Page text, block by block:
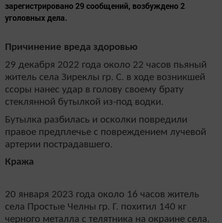
зарегистрировано 29 сообщений, возбуждено 2
уголовных дела.
Причинение вреда здоровью
29 декабря 2022 года около 22 часов пьяный
житель села Зиреклы гр. С. в ходе возникшей
ссоры нанес удар в голову своему брату
стеклянной бутылкой из-под водки.
Бутылка разбилась и осколки повредили
правое предплечье с повреждением лучевой
артерии пострадавшего.
Кража
20 января 2023 года около 16 часов житель
села Простые Челны гр. Г. похитил 140 кг
черного металла с телятника на окраине села.